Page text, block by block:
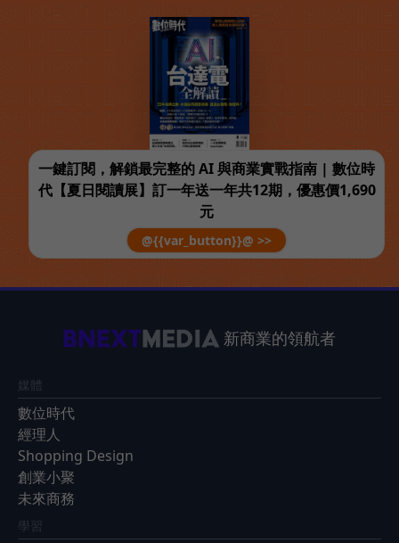
一鍵訂閱，解鎖最完整的 AI 與商業實戰指南 | 數位時
代【夏日閱讀展】訂一年送一年共12期，優惠價1,690
元
@{{var_button}}@ >>
新商業的領航者
媒體
數位時代
經理人
Shopping Design
創業小聚
未來商務
學習